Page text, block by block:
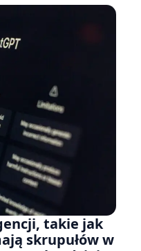
takie jak
skrupułów w